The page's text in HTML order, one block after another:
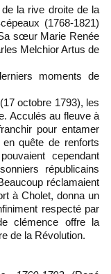
la rive droite de la
(1768-1821)
sœur Marie Renée
Melchior Artus de
moments de
octobre 1793), les
Acculés au fleuve à
pour entamer
quête de renforts
cependant
républicains
réclamaient
à Cholet, donna un
respecté par
clémence offre la
de la Révolution.